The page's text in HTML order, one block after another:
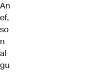
An
ef,
so
n
al
gu